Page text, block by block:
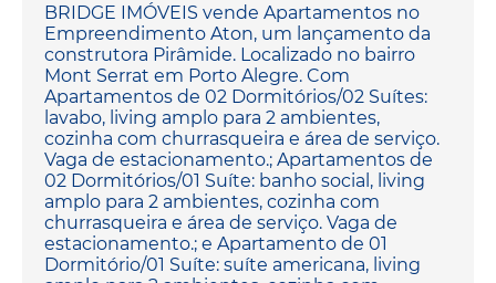
BRIDGE IMÓVEIS vende Apartamentos no
Empreendimento Aton, um lançamento da
construtora Pirâmide. Localizado no bairro
Mont Serrat em Porto Alegre. Com
Apartamentos de 02 Dormitórios/02 Suítes:
lavabo, living amplo para 2 ambientes,
cozinha com churrasqueira e área de serviço.
Vaga de estacionamento.; Apartamentos de
02 Dormitórios/01 Suíte: banho social, living
amplo para 2 ambientes, cozinha com
churrasqueira e área de serviço. Vaga de
estacionamento.; e Apartamento de 01
Dormitório/01 Suíte: suíte americana, living